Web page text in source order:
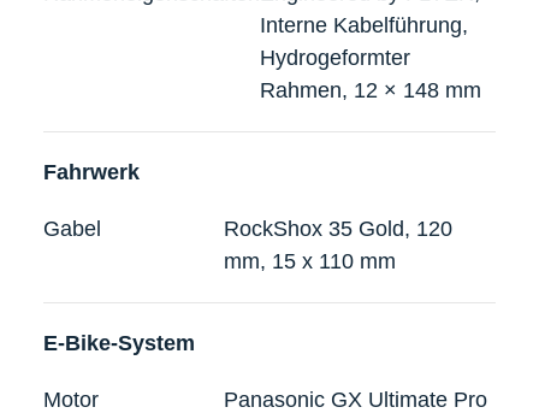
Interne Kabelführung,
Hydrogeformter
Rahmen, 12 × 148 mm
Fahrwerk
Gabel
RockShox 35 Gold, 120
mm, 15 x 110 mm
E-Bike-System
Motor
Panasonic GX Ultimate Pro